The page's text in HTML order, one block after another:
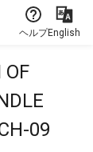
ヘルプEnglish
OF
09